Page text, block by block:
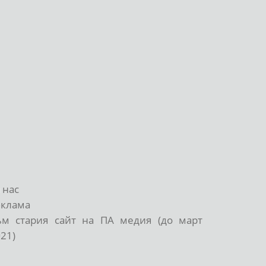
нас
стария сайт на ПА медия (до март